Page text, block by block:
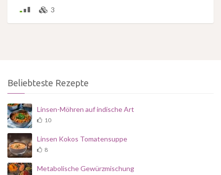
3
Beliebteste Rezepte
Linsen-Möhren auf indische Art
10
Linsen Kokos Tomatensuppe
8
Metabolische Gewürzmischung